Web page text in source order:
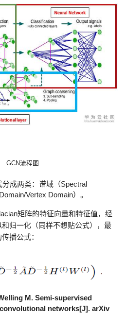
GCN流程图
成两类：谱域（Spectral
Vertex Domain）。
矩阵的特征向量和特征值，经
归一化（同样不想贴公式），最
播公式：
M. Semi-supervised
networks[J]. arXiv